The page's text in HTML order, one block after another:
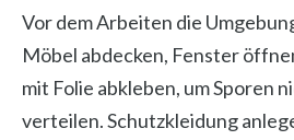
Vor dem Arbeiten die
Möbel abdecken, Fenster
mit Folie abkleben, um Sporen
verteilen. Schutzkleidung